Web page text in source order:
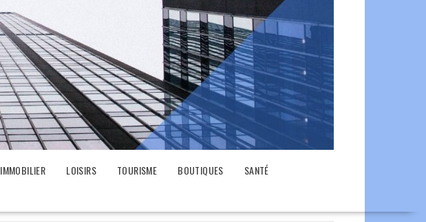
IMMOBILIER LOISIRS TOURISME BOUTIQUES
SANTÉ